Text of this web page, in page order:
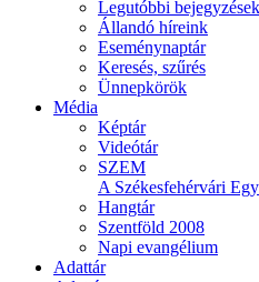
Legutóbbi bejegyzések
Állandó híreink
Eseménynaptár
Keresés, szűrés
Ünnepkörök
Média
Képtár
Videótár
SZEM
A Székesfehérvári
Hangtár
Szentföld 2008
Napi evangélium
Adattár